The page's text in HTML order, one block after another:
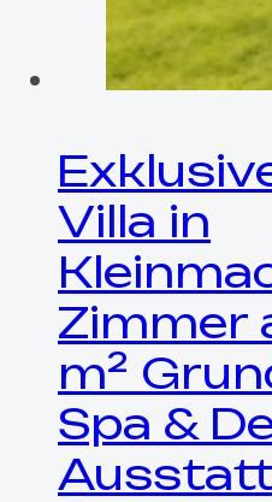
Villa in
Zimmer
m²
Spa &